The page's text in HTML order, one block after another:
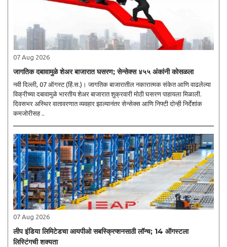
07 Aug 2026
जागतिक दबावामुळे शेअर बाजारात घसरण; सेन्सेक्स ४५५ अंकांनी कोसळला
नवी दिल्ली, 07 ऑगस्ट (हिं.स.)। जागतिक बाजारातील नकारात्मक संकेत आणि वाढलेल्या
विक्रीच्या दबावामुळे भारतीय शेअर बाजारात शुक्रवारी मोठी घसरण पाहायला मिळाली.
दिवसभर अस्थिर वातावरणात व्यवहार झाल्यानंतर सेन्सेक्स आणि निफ्टी दोन्ही निर्देशांक
कमजोरीसह ..
07 Aug 2026
लीप इंडिया लिमिटेडचा आयपीओ सबस्क्रिप्शनसाठी लॉन्च; 14 ऑगस्टला
लिस्टिंगची शक्यता